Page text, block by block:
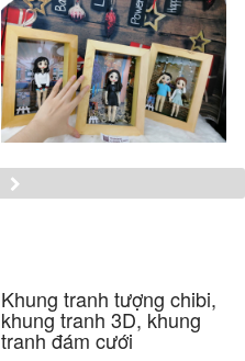
Khung tranh tượng chibi,
khung tranh 3D, khung
tranh đám cưới